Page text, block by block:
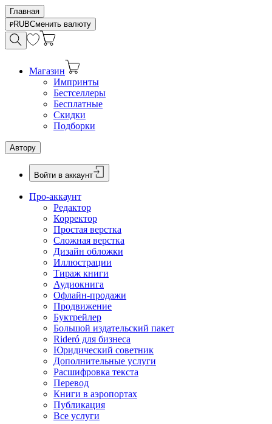
Главная
RUBСменить валюту
Магазин
Импринты
Бестселлеры
Бесплатные
Скидки
Подборки
Автору
Войти в аккаунт
Про-аккаунт
Редактор
Корректор
Простая верстка
Сложная верстка
Дизайн обложки
Иллюстрации
Тираж книги
Аудиокнига
Офлайн-продажи
Продвижение
Буктрейлер
Большой издательский пакет
Rideró для бизнеса
Юридический советник
Дополнительные услуги
Расшифровка текста
Перевод
Книги в аэропортах
Публикация
Все услуги